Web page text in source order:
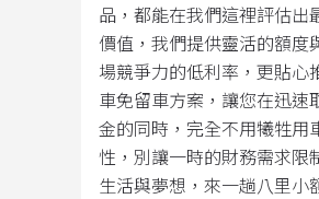
品，都能在我們這裡評估出
價值，我們提供靈活的額度
場競爭力的低利率，更貼心
車免留車方案，讓您在迅速
金的同時，完全不用犧牲用
性，別讓一時的財務需求限
生活與夢想，來一趟八里小